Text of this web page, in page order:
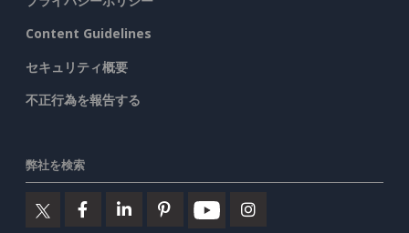
Content Guidelines
セキュリティ概要
不正行為を報告する
弊社を検索